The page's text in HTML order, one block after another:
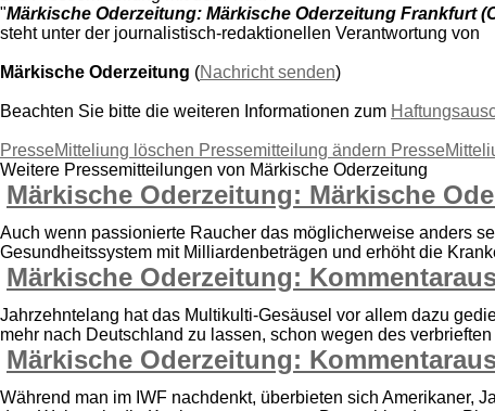
"Märkische Oderzeitung: Märkische Oderzeitung Frankfurt
steht unter der journalistisch-redaktionellen Verantwortung von
Märkische Oderzeitung (Nachricht senden)
Beachten Sie bitte die weiteren Informationen zum
PresseMitteliung löschen Pressemitteilung ändern
Weitere Pressemitteilungen von Märkische Oderzeitung
Märkische Oderzeitung: Märkische
Auch wenn passionierte Raucher das möglicherweise anders
Gesundheitssystem mit Milliardenbeträgen und erhöht die
Märkische Oderzeitung:
Jahrzehntelang hat das Multikulti-Gesäusel vor allem dazu
mehr nach Deutschland zu lassen, schon wegen des verbrieften
Märkische Oderzeitung:
Während man im IWF nachdenkt, überbieten sich Amerikaner,